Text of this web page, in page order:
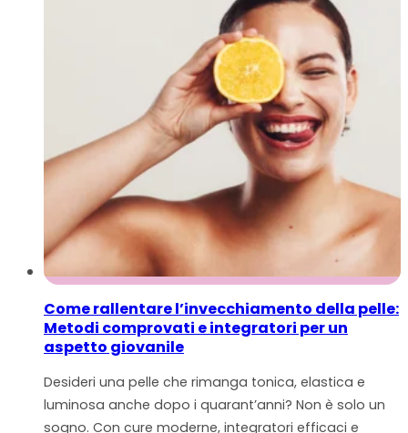
Come rallentare l’invecchiamento della pelle:
Metodi comprovati e integratori per un
aspetto giovanile
Desideri una pelle che rimanga tonica, elastica e
luminosa anche dopo i quarant’anni? Non è solo un
sogno. Con cure moderne, integratori efficaci e